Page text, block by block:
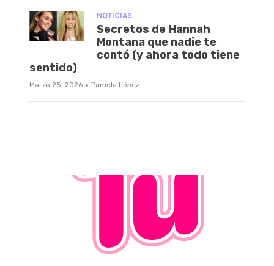
NOTICIAS
Secretos de Hannah
Montana que nadie te
contó (y ahora todo tiene
sentido)
Marzo 25, 2026 · Pamela López